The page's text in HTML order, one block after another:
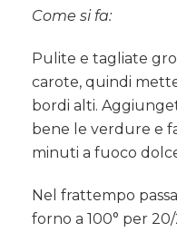
Come si fa:
Pulite e tagliate
carote, quindi
bordi alti.
bene le verdure e
minuti a fuoco
Nel frattempo
forno a 100° per